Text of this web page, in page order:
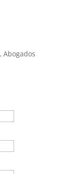
Abogados